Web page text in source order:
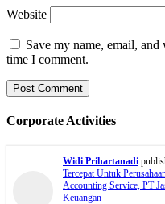
Website
Save my name, email,
time I comment.
Corporate Activities
Widi Prihartanadi
Tercepat Untuk
Accounting Service, PT
Keuangan